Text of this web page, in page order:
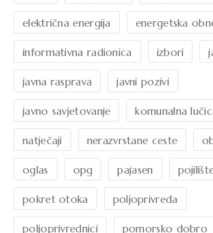
električna energija energetska
informativna radionica izbori
javna rasprava javni pozivi
javno savjetovanje komunalna
natječaji nerazvrstane ceste
oglas opg pajasen
pokret otoka poljoprivreda
poljoprivrednici pomorsko dobro